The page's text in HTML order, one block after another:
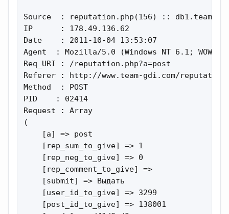
Source  : reputation.php(156) ::
IP      : 178.49.136.62
Date    : 2011-10-04 13:53:07
Agent  : Mozilla/5.0 (Windows NT 6.1;
Req_URI : /reputation.php?a=post
Referer : http://www.team-gdi.com/
Method  : POST
PID    : 02414
Request : Array
(
    [a] => post
    [rep_sum_to_give] => 1
    [rep_neg_to_give] => 0
    [rep_comment_to_give] =>
    [submit] => Выдать
    [user_id_to_give] => 3299
    [post_id_to_give] => 138001